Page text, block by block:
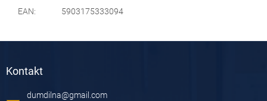
EAN: 5903175333094
Kontakt
dumdilna@gmail.com